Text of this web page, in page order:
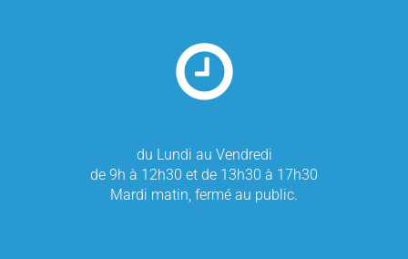
du Lundi au Vendredi
de 9h à 12h30 et de 13h30 à 17h30
Mardi matin, fermé au public.